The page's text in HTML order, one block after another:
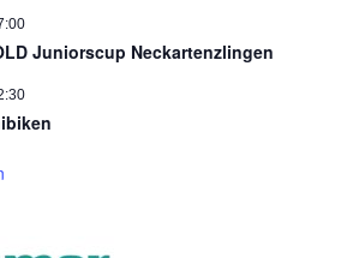
Juniorscup Neckartenzlingen